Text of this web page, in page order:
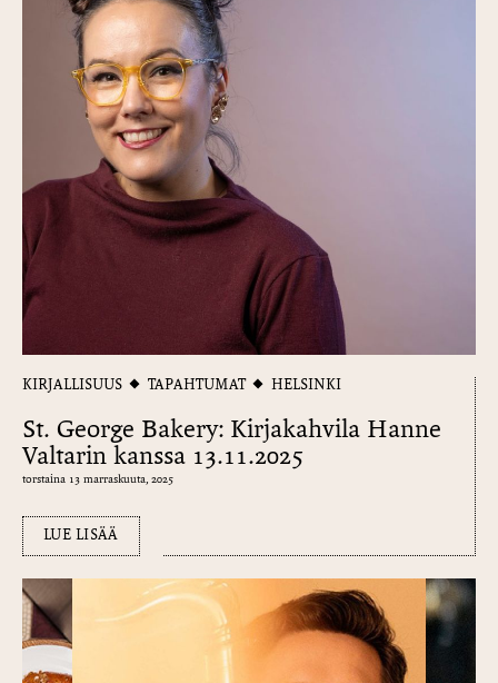
KIRJALLISUUS TAPAHTUMAT HELSINKI
St. George Bakery: Kirjakahvila Hanne
Valtarin kanssa 13.11.2025
torstaina 13 marraskuuta, 2025
LUE LISÄÄ